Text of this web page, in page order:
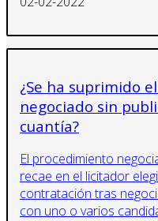
¿Se ha suprimido
negociado sin
cuantía?
El procedimiento
recae en el licitador
contratación tras
con uno o varios